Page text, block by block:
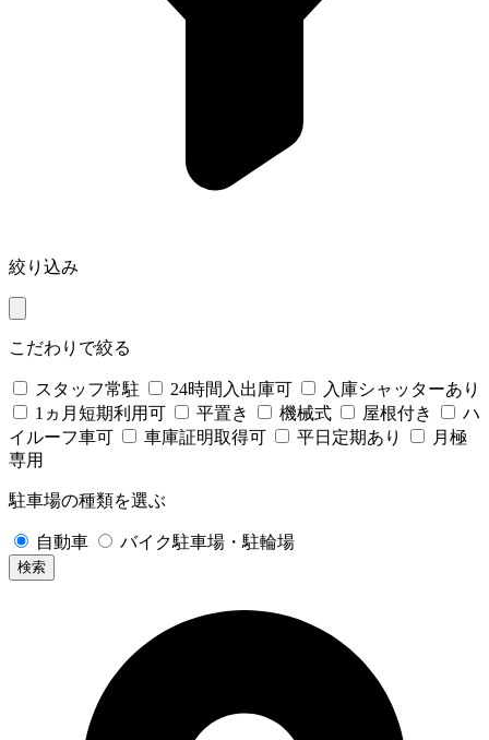
絞り込み
こだわりで絞る
スタッフ常駐 24時間入出庫可
入庫シャッターあり
1ヵ月短期利用可
平置き 機械式 屋根付き
ハ
イルーフ車可
車庫証明取得可 平日定期あり
月極
専用
駐車場の種類を選ぶ
自動車 バイク駐車場・駐輪場
検索